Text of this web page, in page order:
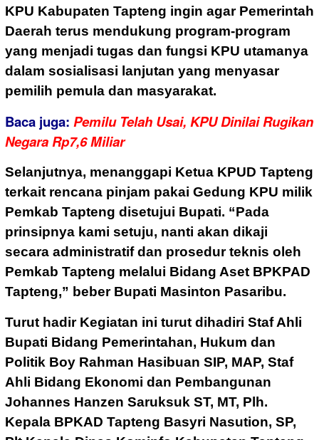
KPU Kabupaten Tapteng ingin agar Pemerintah
Daerah terus mendukung program-program
yang menjadi tugas dan fungsi KPU utamanya
dalam sosialisasi lanjutan yang menyasar
pemilih pemula dan masyarakat.
Baca juga: Pemilu Telah Usai, KPU Dinilai Rugikan
Negara Rp7,6 Miliar
Selanjutnya, menanggapi Ketua KPUD Tapteng
terkait rencana pinjam pakai Gedung KPU milik
Pemkab Tapteng disetujui Bupati. “Pada
prinsipnya kami setuju, nanti akan dikaji
secara administratif dan prosedur teknis oleh
Pemkab Tapteng melalui Bidang Aset BPKPAD
Tapteng,” beber Bupati Masinton Pasaribu.
Turut hadir Kegiatan ini turut dihadiri Staf Ahli
Bupati Bidang Pemerintahan, Hukum dan
Politik Boy Rahman Hasibuan SIP, MAP, Staf
Ahli Bidang Ekonomi dan Pembangunan
Johannes Hanzen Saruksuk ST, MT, Plh.
Kepala BPKAD Tapteng Basyri Nasution, SP,